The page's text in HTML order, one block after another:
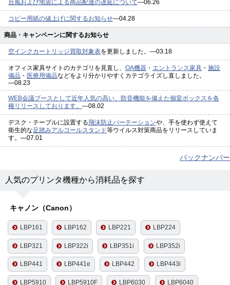
台風および地震による商品配達の遅延について―06.26
コピー用紙の値上げに関するお知らせ―04.28
商品・キャンペーンに関するお知らせ
空インクカートリッジ買取対象表を更新しました。―03.18
オフィス家具サイトのカテゴリを見直し、 OA機器 ・ エントランス家具 ・ 施設
備品 ・ 医療用備品などをより分かりやすくカテゴライズし直しました。
―08.23
WEB会議ブースとして近年人気の高い、防音機能を備えた個室ボックスを各
種リリースしております。 ―08.02
デスク・テーブルに設置する飛沫防止パーテーションや、手を使わず使えて
衛生的な 足踏みアルコールスタンド等ウイルス対策商品をリリースしていま
す。―07.01
バックナンバー
人気のプリンタ機種から消耗品を探す
キャノン（Canon）
LBP161 LBP162 LBP221 LBP224
LBP321 LBP322i LBP351i LBP352i
LBP441 LBP441e LBP442 LBP443i
LBP5910 LBP5910F LBP6030 LBP6040